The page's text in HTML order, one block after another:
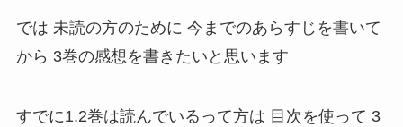
では 未読の方のために 今までのあらすじを書いて
から 3巻の感想を書きたいと思います
すでに1.2巻は読んでいるって方は 目次を使って 3